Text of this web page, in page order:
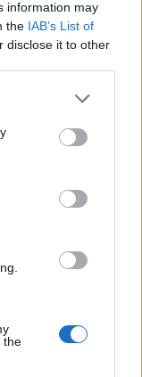
information may
the IAB’s List of
disclose it to other
the